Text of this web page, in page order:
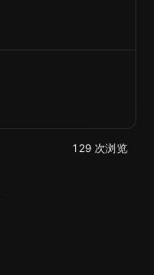
129 次浏览